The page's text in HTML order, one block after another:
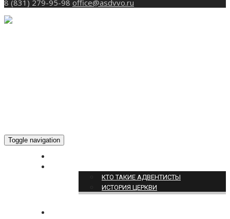
8 (831) 279-95-98 office@asdvvo.ru
Toggle navigation
КТО ТАКИЕ АДВЕНТИСТЫ
ИСТОРИЯ ЦЕРКВИ